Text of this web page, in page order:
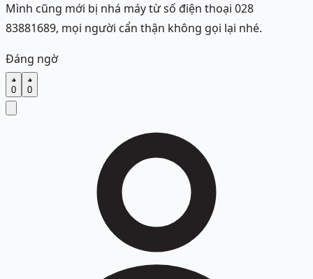
Mình cũng mới bị nhá máy từ số điện thoại 028
83881689, mọi người cẩn thận không gọi lại nhé.
Đáng ngờ
0 0